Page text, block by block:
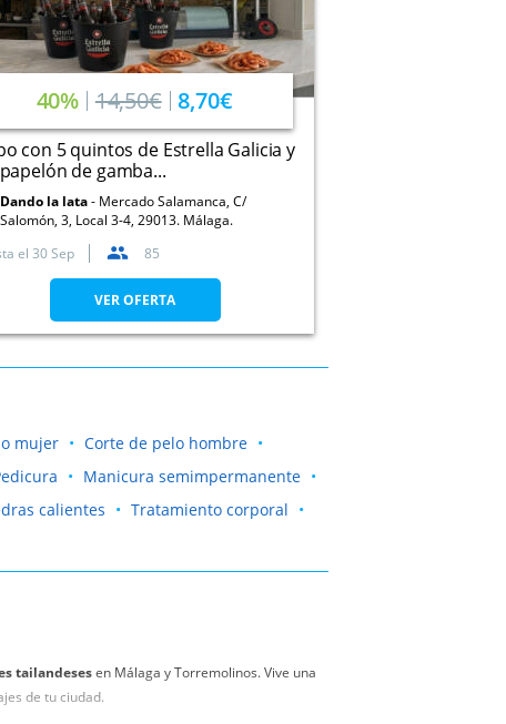
40% 14,50€ 8,70€
con 5 quintos de Estrella Galicia y
de gamba...
Dando la lata
Mercado Salamanca, C/
Salomón, 3, Local 3-4, 29013. Málaga.
el 30 Sep 85
VER OFERTA
mujer
Corte de pelo hombre
Manicura semimpermanente
calientes
Tratamiento corporal
tailandesesen Málaga y Torremolinos. Vive una
de tu ciudad.